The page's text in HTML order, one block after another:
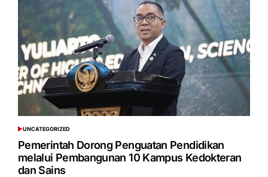
POSTED
IN
UNCATEGORIZED
Pemerintah Dorong Penguatan Pendidikan
melalui Pembangunan 10 Kampus Kedokteran
dan Sains